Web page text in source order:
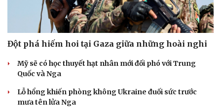
Đột phá hiếm hoi tại Gaza giữa những hoài nghi
Mỹ sẽ có học thuyết hạt nhân mới đối phó với Trung
Quốc và Nga
Lỗ hổng khiến phòng không Ukraine đuối sức trước
mưa tên lửa Nga